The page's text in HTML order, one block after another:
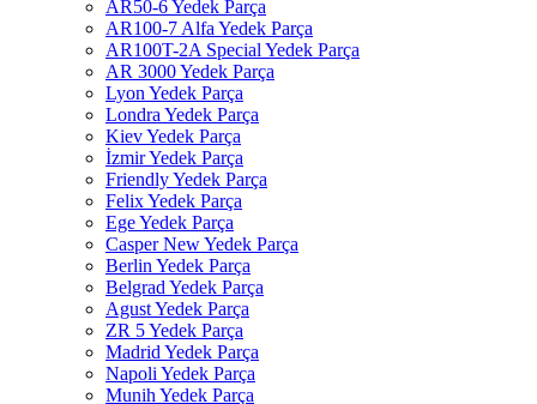
AR50-6 Yedek Parça
AR100-7 Alfa Yedek Parça
AR100T-2A Special Yedek Parça
AR 3000 Yedek Parça
Lyon Yedek Parça
Londra Yedek Parça
Kiev Yedek Parça
İzmir Yedek Parça
Friendly Yedek Parça
Felix Yedek Parça
Ege Yedek Parça
Casper New Yedek Parça
Berlin Yedek Parça
Belgrad Yedek Parça
Agust Yedek Parça
ZR 5 Yedek Parça
Madrid Yedek Parça
Napoli Yedek Parça
Munih Yedek Parça